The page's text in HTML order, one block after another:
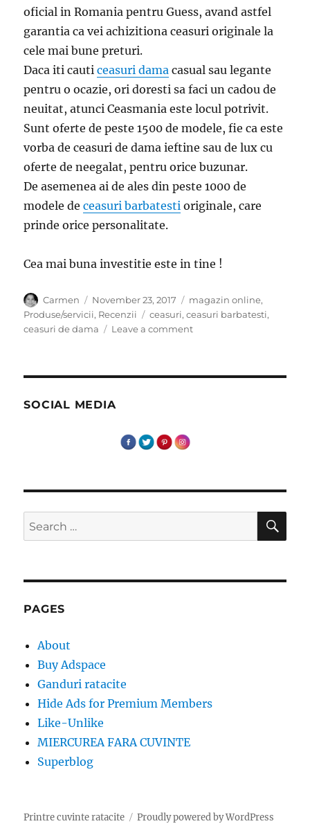
oficial in Romania pentru Guess, avand astfel
garantia ca vei achizitiona ceasuri originale la
cele mai bune preturi.
Daca iti cauticeasuri dama casual sau legante
pentru o ocazie, ori doresti sa faci un cadou de
neuitat, atunci Ceasmania este locul potrivit.
Sunt oferte de peste 1500 de modele, fie ca este
vorba de ceasuri de dama ieftine sau de lux cu
oferte de neegalat, pentru orice buzunar.
De asemenea ai de ales din peste 1000 de
modele deceasuri barbatesti originale, care
prinde orice personalitate.
Cea mai buna investitie este in tine !
Author
Carmen
Posted
on
November 23, 2017 Categories
magazin online,
Produse/servicii, Recenzii Tags
ceasuri,ceasuri barbatesti,
ceasuri de dama
Leave a commenton
multe
SOCIAL MEDIA
Search
for:
PAGES
About
Buy Adspace
Ganduri ratacite
Hide Ads for Premium Members
Like-Unlike
MIERCUREA FARA CUVINTE
Superblog
Printre cuvinte ratacite Proudly powered by WordPress